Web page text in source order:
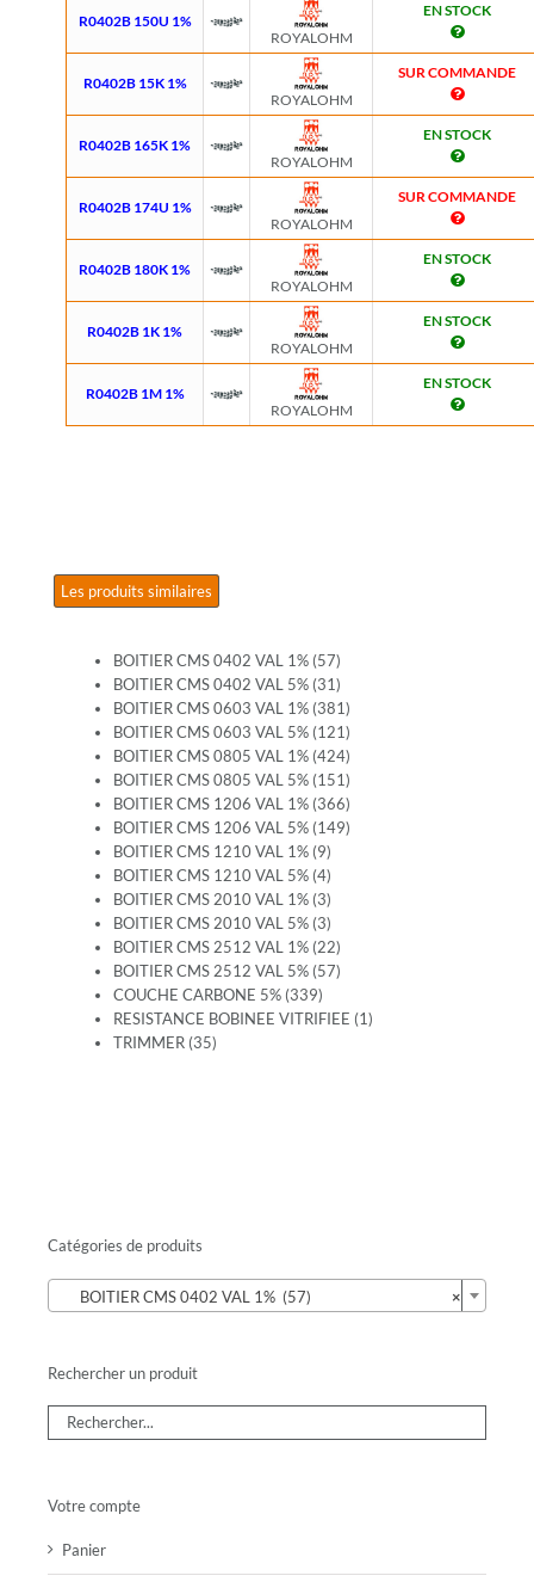
R0402B 150U 1%
ROYALOHM
EN STOCK
R0402B 15K 1%
ROYALOHM
SUR COMMANDE
R0402B 165K 1%
ROYALOHM
EN STOCK
R0402B 174U 1%
ROYALOHM
SUR COMMANDE
R0402B 180K 1%
ROYALOHM
EN STOCK
R0402B 1K 1%
ROYALOHM
EN STOCK
R0402B 1M 1%
ROYALOHM
EN STOCK
Les produits similaires
BOITIER CMS 0402 VAL 1% (57)
BOITIER CMS 0402 VAL 5% (31)
BOITIER CMS 0603 VAL 1% (381)
BOITIER CMS 0603 VAL 5% (121)
BOITIER CMS 0805 VAL 1% (424)
BOITIER CMS 0805 VAL 5% (151)
BOITIER CMS 1206 VAL 1% (366)
BOITIER CMS 1206 VAL 5% (149)
BOITIER CMS 1210 VAL 1% (9)
BOITIER CMS 1210 VAL 5% (4)
BOITIER CMS 2010 VAL 1% (3)
BOITIER CMS 2010 VAL 5% (3)
BOITIER CMS 2512 VAL 1% (22)
BOITIER CMS 2512 VAL 5% (57)
COUCHE CARBONE 5% (339)
RESISTANCE BOBINEE VITRIFIEE (1)
TRIMMER (35)
Catégories de produits
×
BOITIER CMS 0402 VAL 1% (57)
Rechercher un produit
Votre compte
Panier